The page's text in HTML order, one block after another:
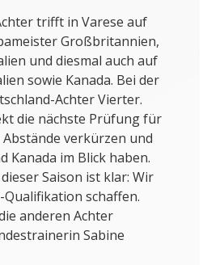
trifft in Varese auf
Großbritannien,
und diesmal auch auf
sowie Kanada. Bei der
Achter Vierter.
die nächste Prüfung für
verkürzen und
Kanada im Blick haben.
Saison ist klar: Wir
schaffen.
anderen Achter
Sabine